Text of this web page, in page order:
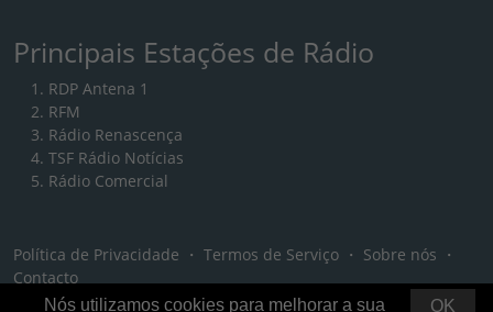
Principais Estações de Rádio
RDP Antena 1
RFM
Rádio Renascença
TSF Rádio Notícias
Rádio Comercial
Política de Privacidade ・ Termos de Serviço ・ Sobre nós ・
Contacto
OK
Nós utilizamos cookies para melhorar a sua